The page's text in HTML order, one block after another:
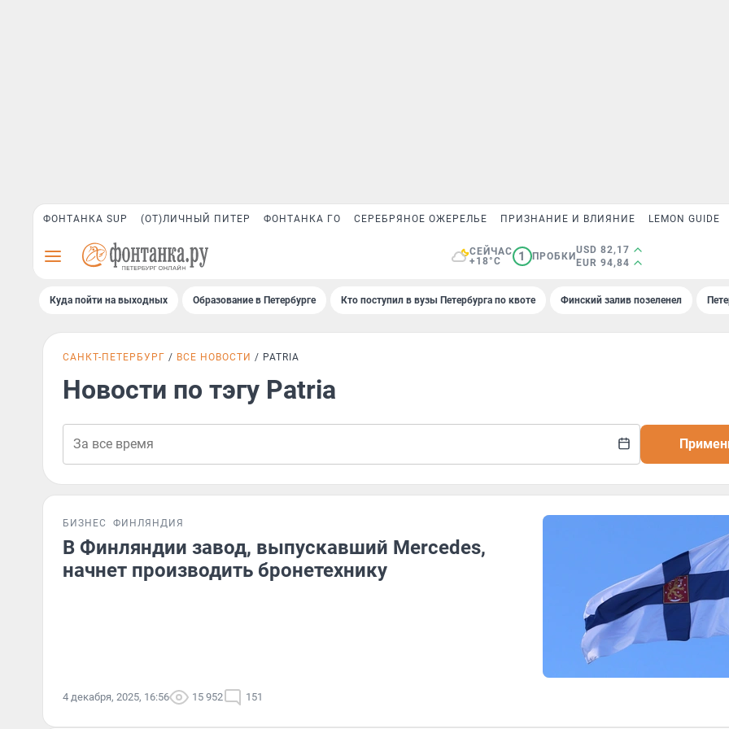
ФОНТАНКА SUP (ОТ)ЛИЧНЫЙ ПИТЕР ФОНТАНКА ГО СЕРЕБРЯНОЕ ОЖЕРЕЛЬЕ ПРИЗНАНИЕ И ВЛИЯНИЕ LEMON GUIDE
СЕЙЧАС
+18°C
1 ПРОБКИ
USD 82,17
EUR 94,84
Куда пойти на выходных Образование в Петербурге Кто поступил в вузы Петербурга по квоте Финский залив позеленел
САНКТ-ПЕТЕРБУРГ ВСЕ НОВОСТИ PATRIA
Новости по тэгу Patria
БИЗНЕС ФИНЛЯНДИЯ
В Финляндии завод, выпускавший Mercedes,
начнет производить бронетехнику
4 декабря, 2025, 16:56 15 952 151